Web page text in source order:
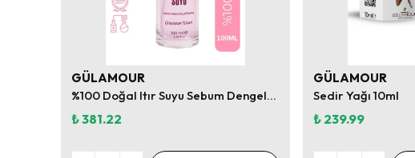
GÜLAMOUR
%100 Doğal Itır Suyu Sebum Dengeleyici Tonik
₺ 381.22
GÜLAMOUR
Sedir Yağı 10ml
₺ 239.99